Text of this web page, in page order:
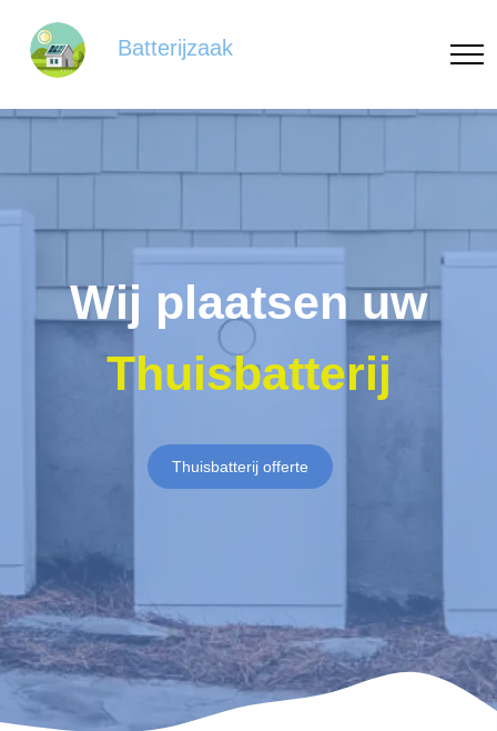
Batterijzaak
Wij plaatsen uw
Thuisbatterij
Thuisbatterij offerte